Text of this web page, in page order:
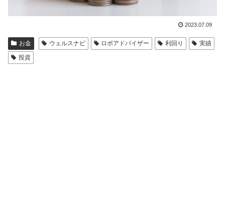
2023.07.09
お金 ウェルスナビ ロボアドバイザー 利回り
実績
投資